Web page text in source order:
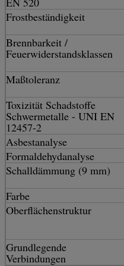
Frostbeständigkeit
Brennbarkeit /
Feuerwiderstandsklassen
Maßtoleranz
Toxizität Schadstoffe
Schwermetalle - UNI EN
12457-2
Asbestanalyse
Formaldehydanalyse
Schalldämmung (9 mm)
Farbe
Oberflächenstruktur
Grundlegende
Verbindungen